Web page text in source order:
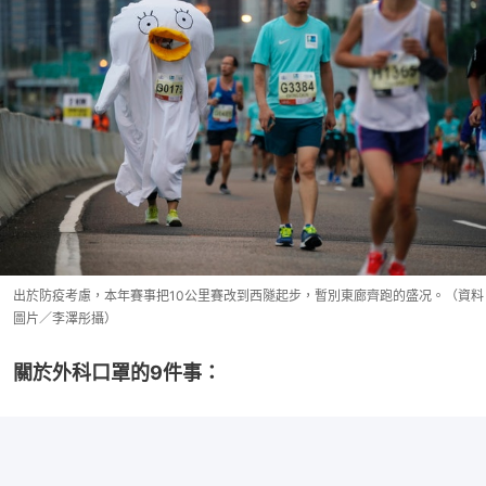
出於防疫考慮，本年賽事把10公里賽改到西隧起步，暫別東廊齊跑的盛况。（資料
圖片／李澤彤攝）
關於外科口罩的9件事：